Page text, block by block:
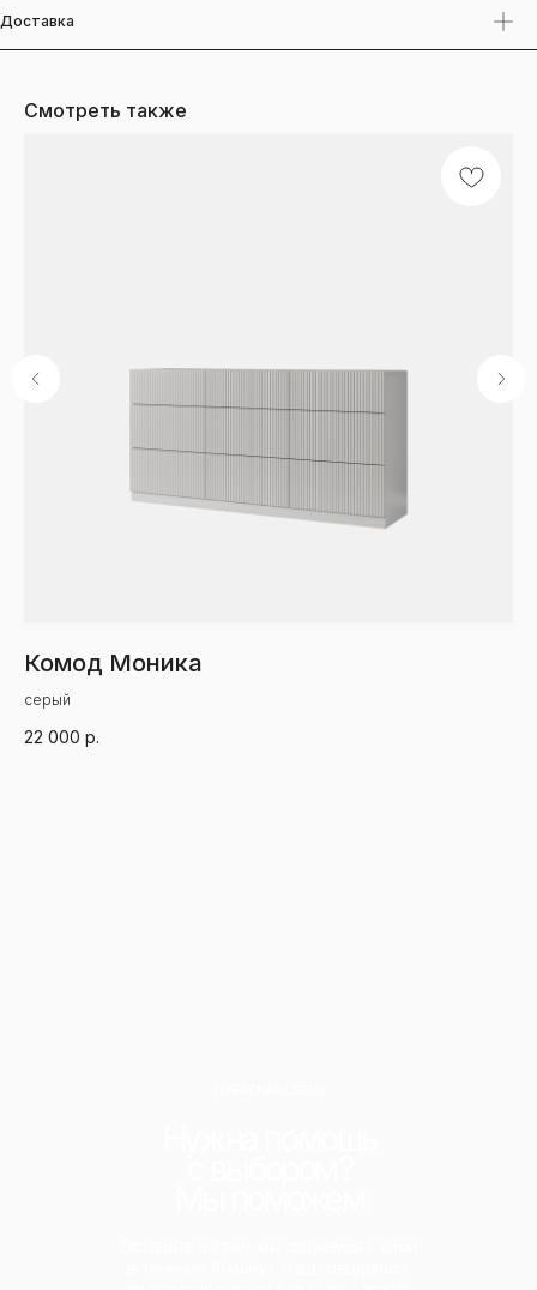
Доставка
Смотреть также
Комод Моника
серый
22 000 р.